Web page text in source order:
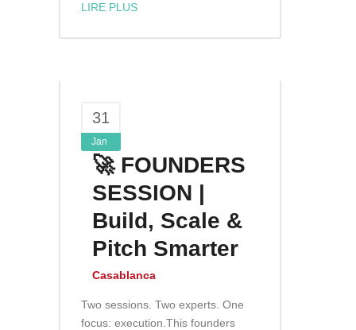
LIRE PLUS
31
Jan
🚀 FOUNDERS
SESSION |
Build, Scale &
Pitch Smarter
Casablanca
Two sessions. Two experts. One
focus: execution.This founders